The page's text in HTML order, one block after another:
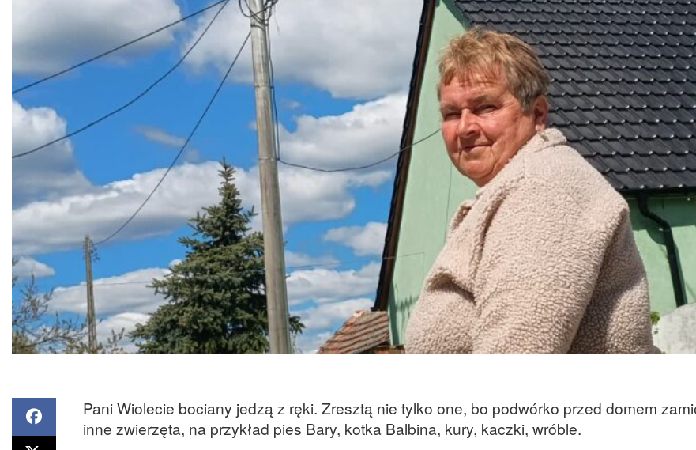
Pani Wiolecie bociany jedzą z ręki. Zresztą nie tylko one, bo podwórko przed domem
inne zwierzęta, na przykład pies Bary, kotka Balbina, kury, kaczki, wróble.